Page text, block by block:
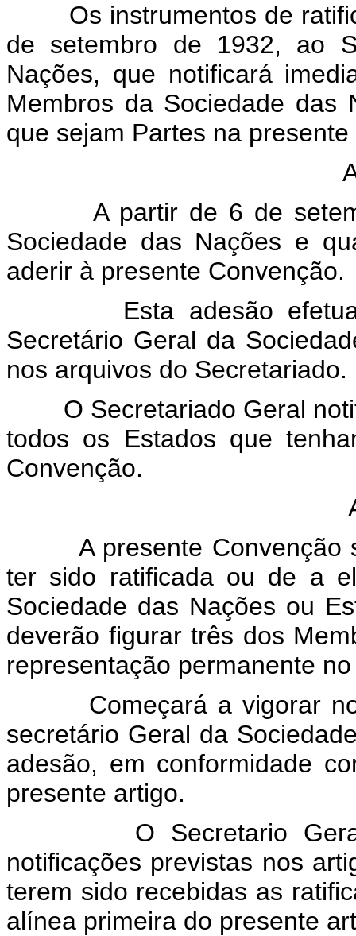
Os instrumentos de
de setembro de 1932, ao
Nações, que notificará
Membros da Sociedade das
que sejam Partes na
A partir de 6 de
Sociedade das Nações e
aderir à presente Convenção.
Esta adesão efetuar-
Secretário Geral da
nos arquivos do Secretariado.
O Secretariado Geral
todos os Estados que
Convenção.
A presente Convenção
ter sido ratificada ou de a
Sociedade das Nações ou
deverão figurar três dos
representação permanente
Começará a vigorar
secretário Geral da
adesão, em conformidade
presente artigo.
O Secretario Geral
notificações previstas nos
terem sido recebidas as
alínea primeira do presente